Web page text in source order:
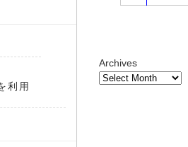
利用
Archives